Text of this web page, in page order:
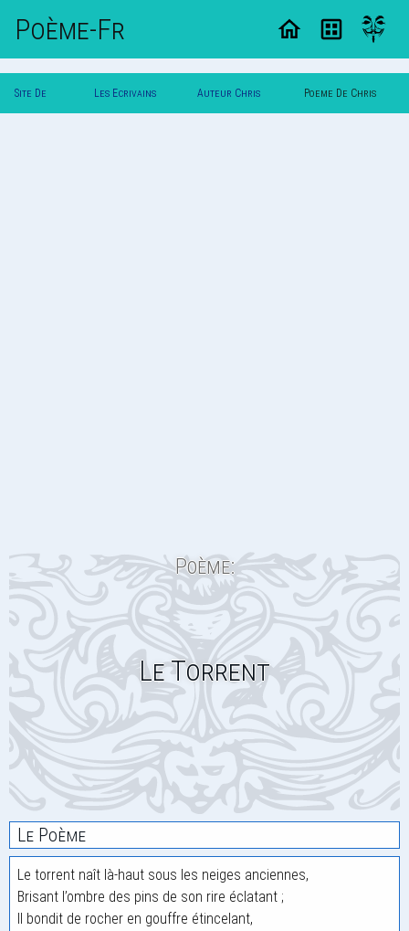
Poème-Fr
Site De Les Ecrivains Auteur Chris Poeme De Chris
Poème:
Le Torrent
Le Poème
Le torrent naît là-haut sous les neiges anciennes,
Brisant l’ombre des pins de son rire éclatant ;
Il bondit de rocher en gouffre étincelant,